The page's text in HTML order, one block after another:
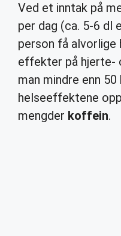
Ved et inntak på
per dag (ca. 5-6 dl
person få
effekter på hjerte-
man mindre enn
helseeffektene
mengder koffein.